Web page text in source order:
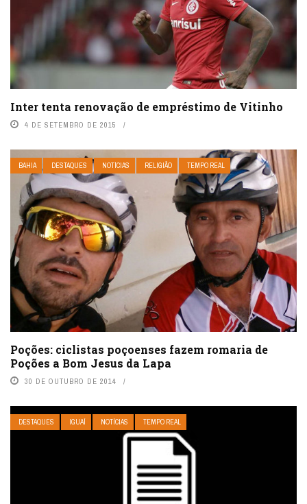
Inter tenta renovação de empréstimo de Vitinho
4 DE SETEMBRO DE 2015
BAHIA DESTAQUES NOTÍCIAS RELIGIÃO TEMPO REAL
Poções: ciclistas poçoenses fazem romaria de
Poções a Bom Jesus da Lapa
30 DE OUTUBRO DE 2014
DESTAQUES IGUAÍ NOTÍCIAS TEMPO REAL